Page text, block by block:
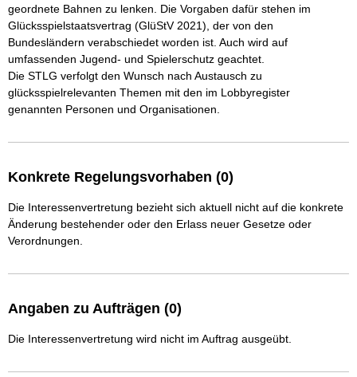
geordnete Bahnen zu lenken. Die Vorgaben dafür stehen im
Glücksspielstaatsvertrag (GlüStV 2021), der von den
Bundesländern verabschiedet worden ist. Auch wird auf
umfassenden Jugend- und Spielerschutz geachtet.
Die STLG verfolgt den Wunsch nach Austausch zu
glücksspielrelevanten Themen mit den im Lobbyregister
genannten Personen und Organisationen.
Konkrete Regelungsvorhaben (0)
Die Interessenvertretung bezieht sich aktuell nicht auf die konkrete
Änderung bestehender oder den Erlass neuer Gesetze oder
Verordnungen.
Angaben zu Aufträgen (0)
Die Interessenvertretung wird nicht im Auftrag ausgeübt.